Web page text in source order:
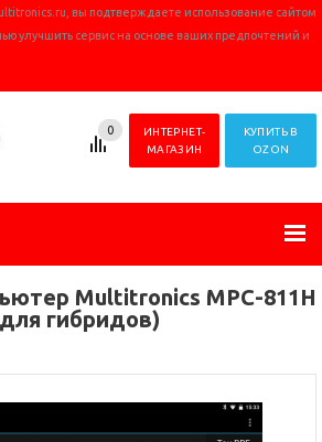
вы подтверждаете использование сайтом
улучшить сервис на основе ваших предпочтений и
КУПИТЬ В
OZON
ИНТЕРНЕТ-
МАГАЗИН
0
Multitronics MPC-811H
гибридов)